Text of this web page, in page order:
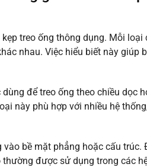
treo ống thông dụng. Mỗi loại
nhau. Việc hiểu biết này giúp
để treo ống theo chiều dọc
này phù hợp với nhiều hệ
bề mặt phẳng hoặc cấu trúc.
được sử dụng trong các